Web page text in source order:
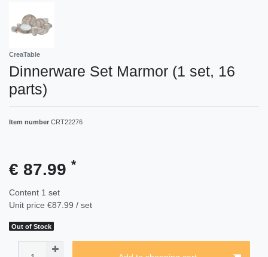
CreaTable
Dinnerware Set Marmor (1 set, 16
parts)
Item number CRT22276
€ 87.99 *
Content 1 set
Unit price €87.99 / set
Out of Stock